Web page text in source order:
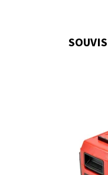
Akumulátor plně
rámci Accu
3261
HECHT
2 roky